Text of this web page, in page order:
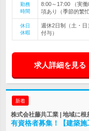
勤務
時間
8:00～17:00 （実
項あり（季節的繁
休日
休暇
週休2日制（土・
付与）
求人詳細を見る
新着
株式会社藤共工業 | 地域に
有資格者募集！【建築